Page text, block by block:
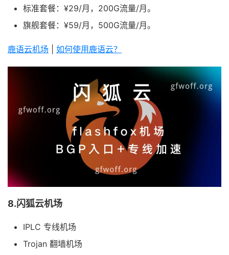
标准套餐：¥29/月，200G流量/月。
旗舰套餐：¥59/月，500G流量/月。
鹿语云机场 如何使用鹿语云？
8.闪狐云机场
IPLC 专线机场
Trojan 翻墙机场